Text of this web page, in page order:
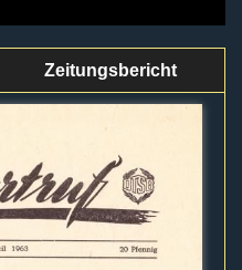
Zeitungsbericht